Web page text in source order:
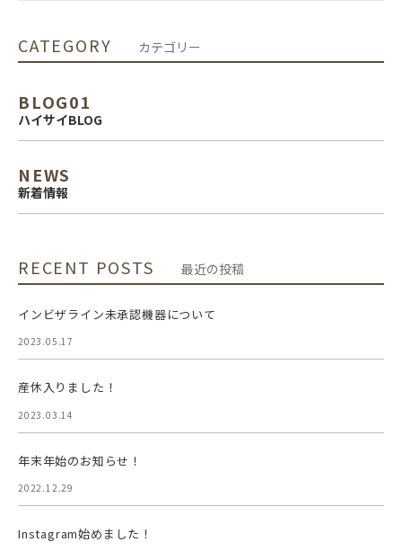
CATEGORY カテゴリー
BLOG01
ハイサイBLOG
NEWS
新着情報
RECENT POSTS 最近の投稿
インビザライン未承認機器について
2023.05.17
産休入りました！
2023.03.14
年末年始のお知らせ！
2022.12.29
Instagram始めました！